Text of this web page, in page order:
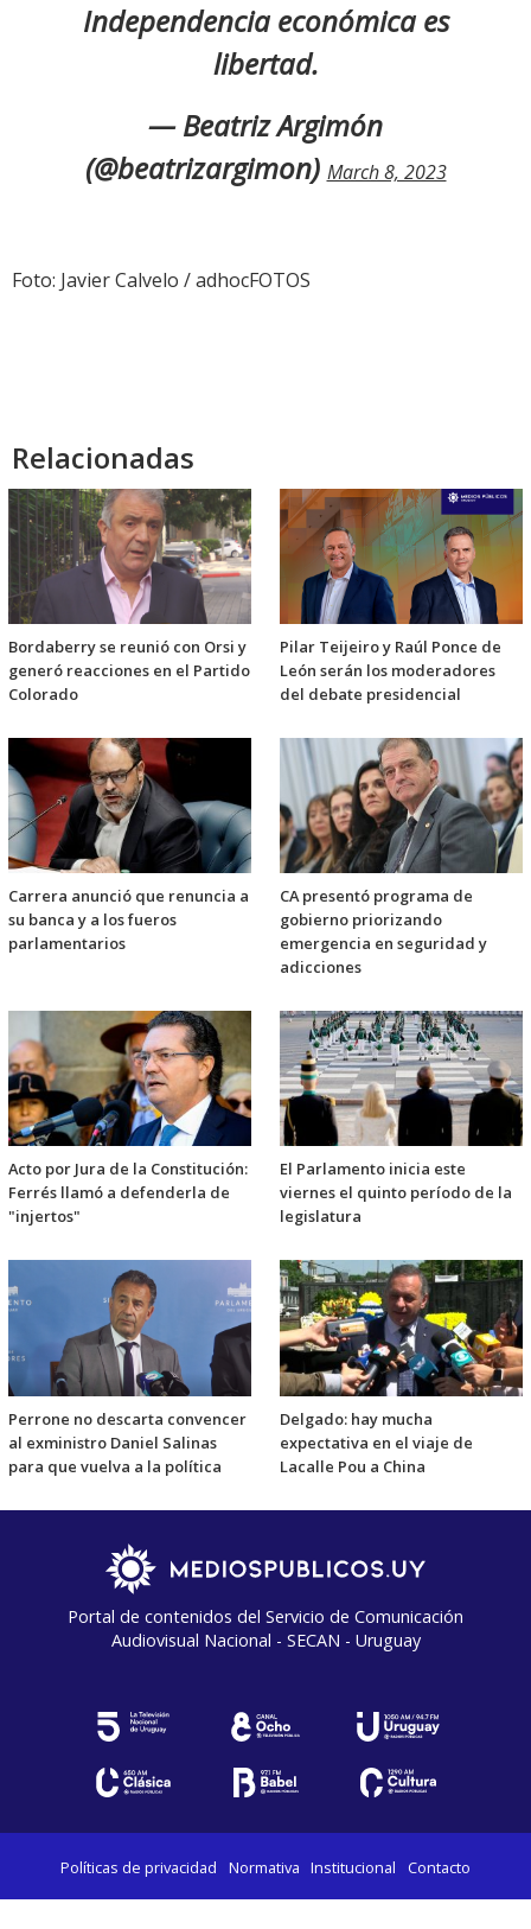
Independencia económica es
libertad.
— Beatriz Argimón
(@beatrizargimon) March 8, 2023
Foto: Javier Calvelo / adhocFOTOS
Relacionadas
Bordaberry se reunió con Orsi y
generó reacciones en el Partido
Colorado
Pilar Teijeiro y Raúl Ponce de
León serán los moderadores
del debate presidencial
Carrera anunció que renuncia a
su banca y a los fueros
parlamentarios
CA presentó programa de
gobierno priorizando
emergencia en seguridad y
adicciones
Acto por Jura de la Constitución:
Ferrés llamó a defenderla de
"injertos"
El Parlamento inicia este
viernes el quinto período de la
legislatura
Perrone no descarta convencer
al exministro Daniel Salinas
para que vuelva a la política
Delgado: hay mucha
expectativa en el viaje de
Lacalle Pou a China
Portal de contenidos del Servicio de Comunicación
Audiovisual Nacional - SECAN - Uruguay
Políticas de privacidad Normativa Institucional Contacto